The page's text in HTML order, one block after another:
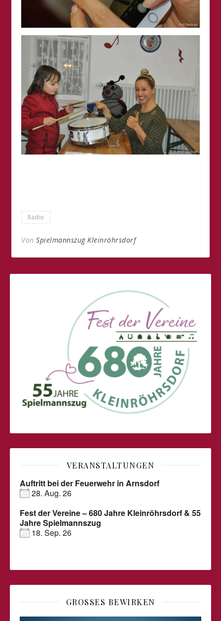
Radio
Von Spielmannszug Kleinröhrsdorf
VERANSTALTUNGEN
Auftritt bei der Feuerwehr in Arnsdorf
28. Aug. 26
Fest der Vereine – 680 Jahre Kleinröhrsdorf & 55
Jahre Spielmannszug
18. Sep. 26
GROSSES BEWIRKEN